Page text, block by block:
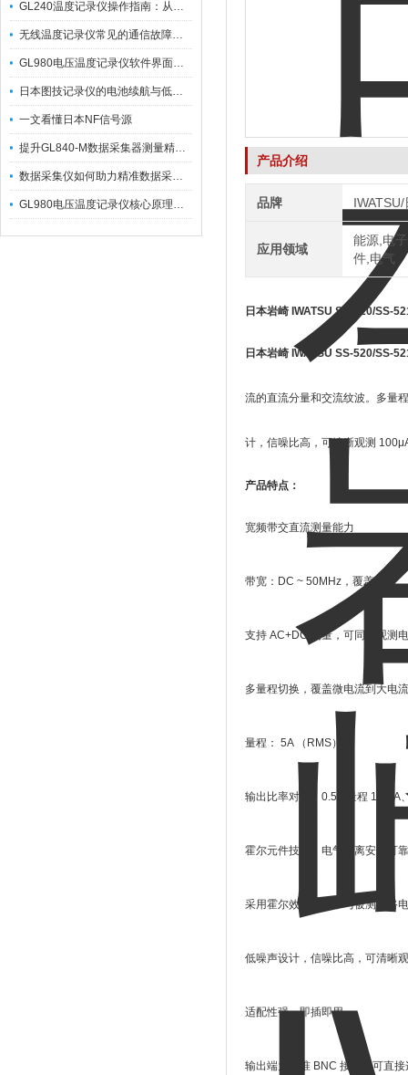
GL240温度记录仪操作指南：从开箱、接线到数据导出的标准化流程
无线温度记录仪常见的通信故障诊断与排除指南
GL980电压温度记录仪软件界面功能与使用技巧
日本图技记录仪的电池续航与低功耗模式适用场景分析
一文看懂日本NF信号源
提升GL840-M数据采集器测量精度的操作秘籍
数据采集仪如何助力精准数据采集与分析？​
GL980电压温度记录仪核心原理及行业应用
产品介绍
品牌
应用领域
能源,电
件,电气
日本岩崎 IWATSU SS-520/SS-
日本岩崎 IWATSU SS-520/SS-
流的直流分量和交流纹波。多量
计，信噪比高，可清晰观测
产品特点：
宽频带交直流测量能力
带宽： DC ~ 50MHz ，覆盖直流
支持 AC+DC 测量，可同时观测
多量程切换，覆盖微电流到大电流
量程： 5A （ RMS）。
输出比率对应： 0.5A 量程 10V/A
霍尔元件技术，电气隔离安全可靠
采用霍尔效应原理，与被测电路
低噪声设计，信噪比高，可清晰
适配性强，即插即用
输出端为标准 BNC 接口，可直